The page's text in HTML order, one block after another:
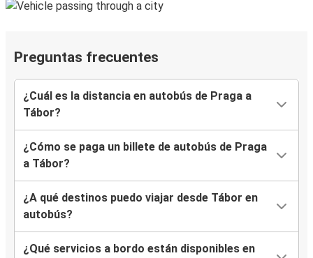
Preguntas frecuentes
¿Cuál es la distancia en autobús de Praga a
Tábor?
¿Cómo se paga un billete de autobús de Praga
a Tábor?
¿A qué destinos puedo viajar desde Tábor en
autobús?
¿Qué servicios a bordo están disponibles en